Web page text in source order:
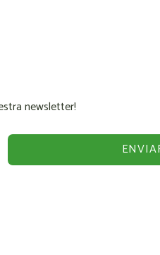
newsletter!